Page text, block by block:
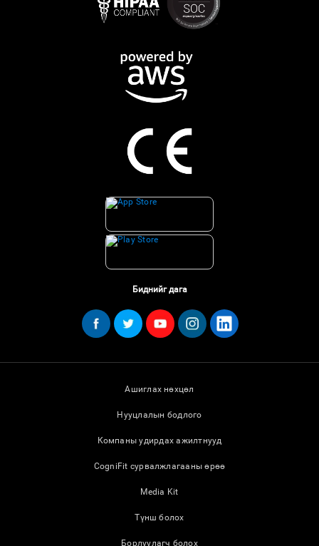
Биднийг дага
Ашиглах нөхцөл
Нууцлалын бодлого
Компаны удирдах ажилтнууд
CogniFit сурвалжлагааны өрөө
Media Kit
Түнш болох
Борлуулагч болох